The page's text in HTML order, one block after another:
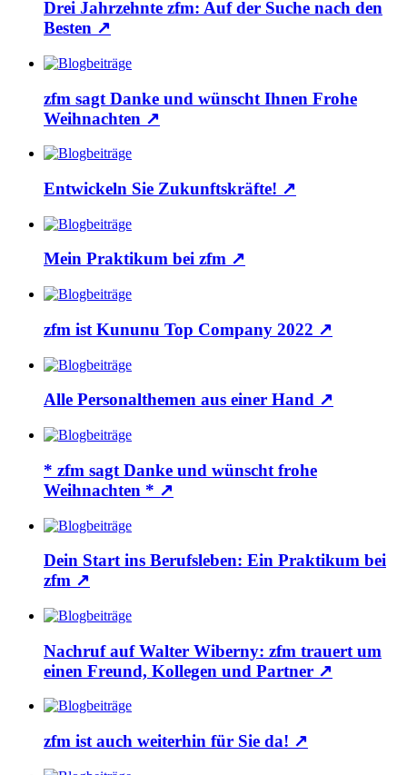
Drei Jahrzehnte zfm: Auf der Suche nach den
Besten ↗
zfm sagt Danke und wünscht Ihnen Frohe
Weihnachten ↗
Entwickeln Sie Zukunftskräfte! ↗
Mein Praktikum bei zfm ↗
zfm ist Kununu Top Company 2022 ↗
Alle Personalthemen aus einer Hand ↗
* zfm sagt Danke und wünscht frohe
Weihnachten * ↗
Dein Start ins Berufsleben: Ein Praktikum bei
zfm ↗
Nachruf auf Walter Wiberny: zfm trauert um
einen Freund, Kollegen und Partner ↗
zfm ist auch weiterhin für Sie da! ↗